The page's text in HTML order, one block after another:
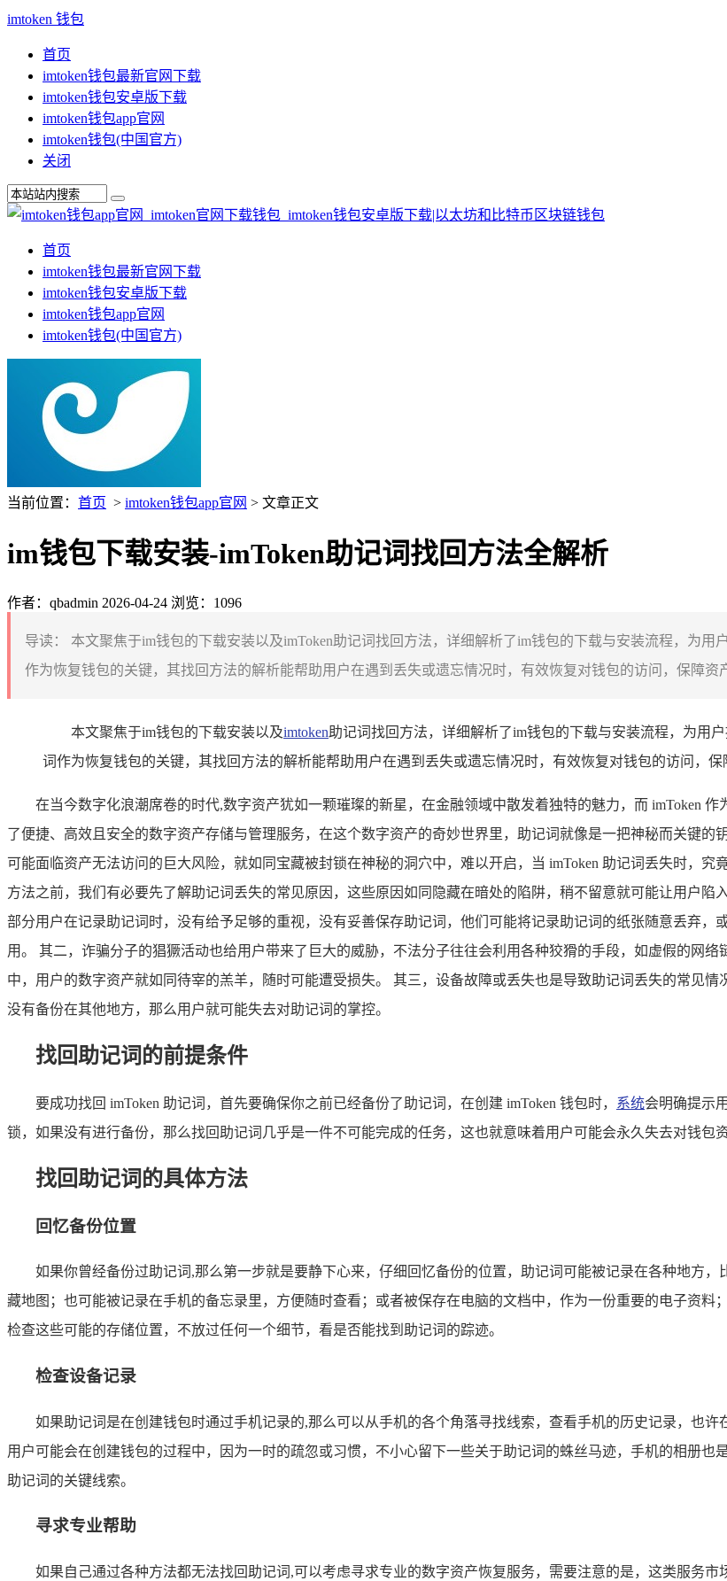
imtoken 钱包
首页
imtoken钱包最新官网下载
imtoken钱包安卓版下载
imtoken钱包app官网
imtoken钱包(中国官方)
关闭
首页
imtoken钱包最新官网下载
imtoken钱包安卓版下载
imtoken钱包app官网
imtoken钱包(中国官方)
当前位置： 首页 > imtoken钱包app官网 > 文章正文
im钱包下载安装-imToken助记词找回方法全解析
作者：qbadmin 2026-04-24 浏览：1096
导读：
本文聚焦于im钱包的下载安装以及imToken助记词找回方法，详细解析了im钱包的下载与安装流程，为
作为恢复钱包的关键，其找回方法的解析能帮助用户在遇到丢失或遗忘情况时，有效恢复对钱包的访问，保障资
本文聚焦于im钱包的下载安装以及imtoken助记词找回方法，详细解析了im钱包的下载与安装流程，为用
词作为恢复钱包的关键，其找回方法的解析能帮助用户在遇到丢失或遗忘情况时，有效恢复对钱包的访问，
在当今数字化浪潮席卷的时代,数字资产犹如一颗璀璨的新星，在金融领域中散发着独特的魅力，而 imToken
了便捷、高效且安全的数字资产存储与管理服务，在这个数字资产的奇妙世界里，助记词就像是一把神秘而关键
可能面临资产无法访问的巨大风险，就如同宝藏被封锁在神秘的洞穴中，难以开启，当 imToken 助记词丢失时，
方法之前，我们有必要先了解助记词丢失的常见原因，这些原因如同隐藏在暗处的陷阱，稍不留意就可能让用户陷
部分用户在记录助记词时，没有给予足够的重视，没有妥善保存助记词，他们可能将记录助记词的纸张随意丢弃
用。 其二，诈骗分子的猖獗活动也给用户带来了巨大的威胁，不法分子往往会利用各种狡猾的手段，如虚假的网
中，用户的数字资产就如同待宰的羔羊，随时可能遭受损失。 其三，设备故障或丢失也是导致助记词丢失的常见
没有备份在其他地方，那么用户就可能失去对助记词的掌控。
找回助记词的前提条件
要成功找回 imToken 助记词，首先要确保你之前已经备份了助记词，在创建 imToken 钱包时， 系统会明确提示
锁，如果没有进行备份，那么找回助记词几乎是一件不可能完成的任务，这也就意味着用户可能会永久失去对钱包
找回助记词的具体方法
回忆备份位置
如果你曾经备份过助记词,那么第一步就是要静下心来，仔细回忆备份的位置，助记词可能被记录在各种地方
藏地图；也可能被记录在手机的备忘录里，方便随时查看；或者被保存在电脑的文档中，作为一份重要的电子资
检查这些可能的存储位置，不放过任何一个细节，看是否能找到助记词的踪迹。
检查设备记录
如果助记词是在创建钱包时通过手机记录的,那么可以从手机的各个角落寻找线索，查看手机的历史记录，也
用户可能会在创建钱包的过程中，因为一时的疏忽或习惯，不小心留下一些关于助记词的蛛丝马迹，手机的相册
助记词的关键线索。
寻求专业帮助
如果自己通过各种方法都无法找回助记词,可以考虑寻求专业的数字资产恢复服务，需要注意的是，这类服务